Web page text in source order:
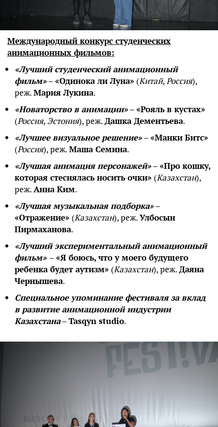
Международный конкурс студенческих
анимационных фильмов:
«Лучший студенческий анимационный
фильм»–«Одинока ли Луна» (Китай, Россия),
реж.Мария Лукина.
«Новаторство в анимации»–«Рояль в кустах»
(Россия, Эстония), реж.Дашка Дементьева.
«Лучшее визуальное решение»–«Манки Битс»
(Россия), реж.Маша Семина.
«Лучшая анимация персонажей»–«Про кошку,
которая стеснялась носить очки» (Казахстан),
реж.Анна Ким.
«Лучшая музыкальная подборка»–
«Отражение» (Казахстан), реж.Улбосын
Пирмаханова.
«Лучший экспериментальный анимационный
фильм» –«Я боюсь, что у моего будущего
ребенка будет аутизм» (Казахстан), реж.Даяна
Чернышева.
Специальное упоминание фестиваля за вклад
в развитие анимационной индустрии
Казахстана–Tasqyn studio.